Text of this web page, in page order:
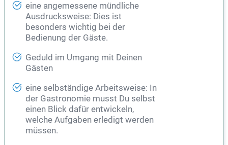
eine angemessene mündliche
Ausdrucksweise: Dies ist
besonders wichtig bei der
Bedienung der Gäste.
Geduld im Umgang mit Deinen
Gästen
eine selbständige Arbeitsweise: In
der Gastronomie musst Du selbst
einen Blick dafür entwickeln,
welche Aufgaben erledigt werden
müssen.